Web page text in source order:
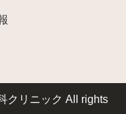
クリニック All rights